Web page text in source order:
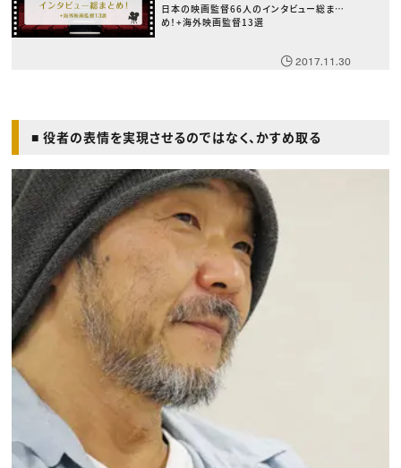
日本の映画監督66人のインタビュー総まと
め！+海外映画監督13選
2017.11.30
■ 役者の表情を実現させるのではなく、かすめ取る